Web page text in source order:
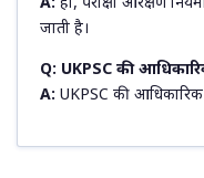
जाती है।
Q: UKPSC की
A: UKPSC की